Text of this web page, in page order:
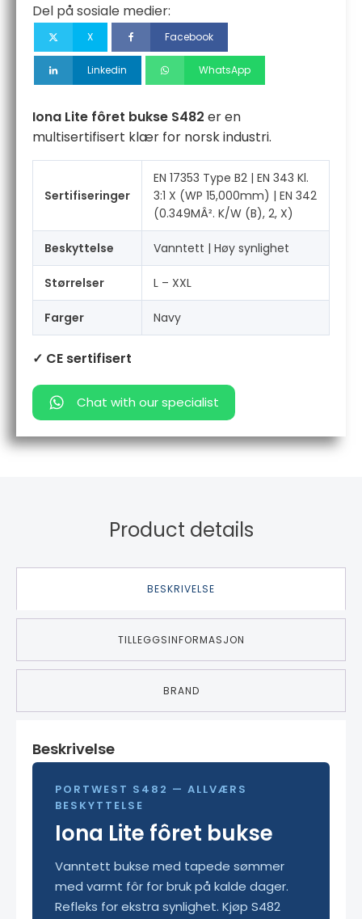
Del på sosiale medier:
X Facebook
Linkedin WhatsApp
Iona Lite fôret bukse S482 er en
multisertifisert klær for norsk industri.
Sertifiseringer
EN 17353 Type B2 | EN 343 Kl.
3:1 X (WP 15,000mm) | EN 342
(0.349MÂ². K/W (B), 2, X)
Beskyttelse Vanntett | Høy synlighet
Størrelser L – XXL
Farger Navy
✓ CE sertifisert
Chat with our specialist
Product details
BESKRIVELSE
TILLEGGSINFORMASJON
BRAND
Beskrivelse
PORTWEST S482 — ALLVÆRS
BESKYTTELSE
Iona Lite fôret bukse
Vanntett bukse med tapede sømmer
med varmt fôr for bruk på kalde dager.
Refleks for ekstra synlighet. Kjøp S482